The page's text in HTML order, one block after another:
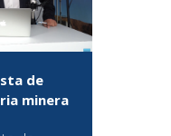
de
minera